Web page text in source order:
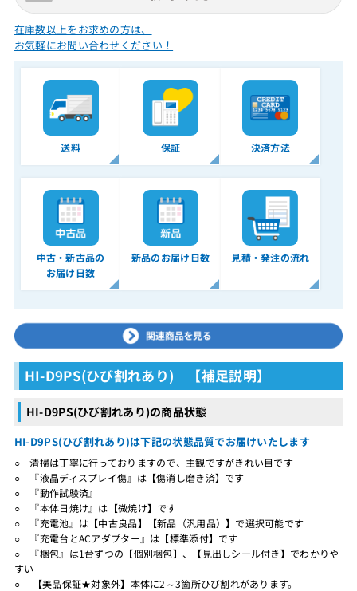
在庫数以上をお求めの方は、
お気軽にお問い合わせください！
送料 保証 決済方法
中古・新古品の
お届け日数
新品のお届け日数 見積・発注の流れ
HI-D9PS(ひび割れあり) 【補足説明】
HI-D9PS(ひび割れあり)の商品状態
HI-D9PS(ひび割れあり)は下記の状態品質でお届けいたします
○ 清掃は丁寧に行っておりますので、主観ですがきれい目です
○ 『液晶ディスプレイ傷』は【傷消し磨き済】です
○ 『動作試験済』
○ 『本体日焼け』は【微焼け】です
○ 『充電池』は【中古良品】【新品（汎用品）】で選択可能です
○ 『充電台とACアダプター』は【標準添付】です
○ 『梱包』は1台ずつの【個別梱包】、【見出しシール付き】でわかりや
すい
○ 【美品保証★対象外】本体に2～3箇所ひび割れがあります。